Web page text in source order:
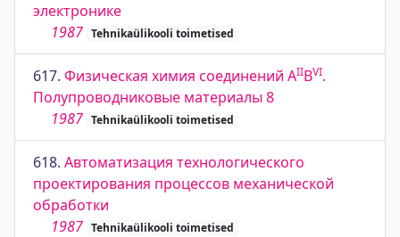
электронике
1987 Tehnikaülikooli toimetised
617. Физическая химия соединений АIIBVI.
Полупроводниковые материалы 8
1987 Tehnikaülikooli toimetised
618. Автоматизация технологического
проектирования процессов механической
обработки
1987 Tehnikaülikooli toimetised